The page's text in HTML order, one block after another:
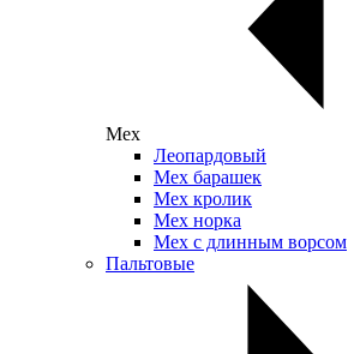
Мех
Леопардовый
Мех барашек
Мех кролик
Мех норка
Мех с длинным ворсом
Пальтовые